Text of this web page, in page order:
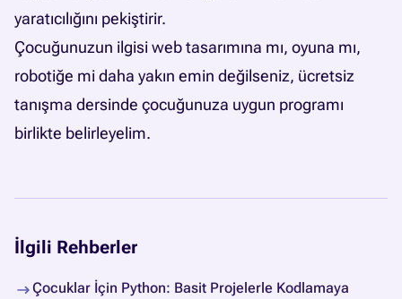
yaratıcılığını pekiştirir.
Çocuğunuzun ilgisi web tasarımına mı, oyuna mı,
robotiğe mi daha yakın emin değilseniz, ücretsiz
tanışma dersinde çocuğunuza uygun programı
birlikte belirleyelim.
İlgili Rehberler
Çocuklar İçin Python: Basit Projelerle Kodlamaya